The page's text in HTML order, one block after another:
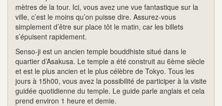
mètres de la tour. Ici, vous avez une vue fantastique sur la
ville, c’est le moins qu’on puisse dire. Assurez-vous
simplement d’être sur place tôt le matin, car les billets
s’épuisent rapidement.
Senso-ji est un ancien temple bouddhiste situé dans le
quartier d’Asakusa. Le temple a été construit au 6ème siècle
et est le plus ancien et le plus célèbre de Tokyo. Tous les
jours à 15h00, vous avez la possibilité de participer à la visite
guidée quotidienne du temple. Le guide parle anglais et cela
prend environ 1 heure et demie.